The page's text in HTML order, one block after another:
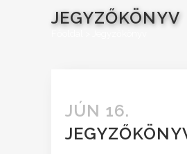
JEGYZŐKÖNYV
JÚN 16.